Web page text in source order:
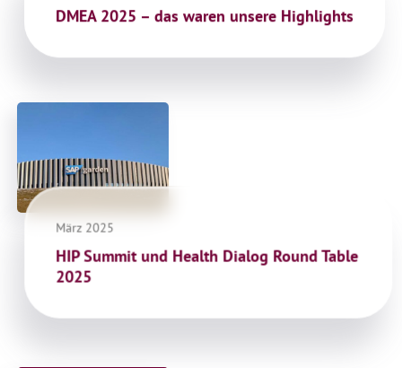
DMEA 2025 – das waren unsere Highlights
HIP Summit und Health Dialog Round Table
2025
März 2025